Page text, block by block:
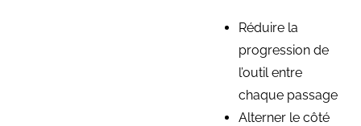
Réduire la
progression de
l’outil entre
chaque passage
Alterner le côté